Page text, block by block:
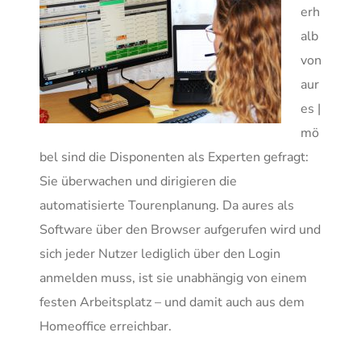
erh
alb
von
aur
es |
mö
bel sind die Disponenten als Experten gefragt:
Sie überwachen und dirigieren die
automatisierte Tourenplanung. Da aures als
Software über den Browser aufgerufen wird und
sich jeder Nutzer lediglich über den Login
anmelden muss, ist sie unabhängig von einem
festen Arbeitsplatz – und damit auch aus dem
Homeoffice erreichbar.